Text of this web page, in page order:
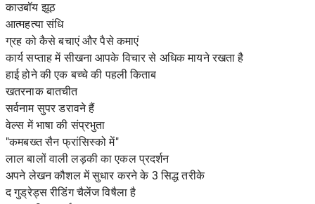
काउबॉय झूठ
आत्महत्या संधि
ग्रह को कैसे बचाएं और पैसे कमाएं
कार्य सप्ताह में सीखना आपके विचार से अधिक मायने रखता है
हाई होने की एक बच्चे की पहली किताब
खतरनाक बातचीत
सर्वनाम सुपर डरावने हैं
वेल्स में भाषा की संप्रभुता
"कमबख्त सैन फ्रांसिस्को में"
लाल बालों वाली लड़की का एकल प्रदर्शन
अपने लेखन कौशल में सुधार करने के 3 सिद्ध तरीके
द गुड्रेड्स रीडिंग चैलेंज विषैला है